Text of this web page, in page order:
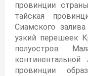
провинции
тайская
Сиамского
узкий перешеек
полуостров
провинции